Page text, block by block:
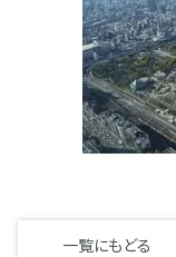
一覧にもどる